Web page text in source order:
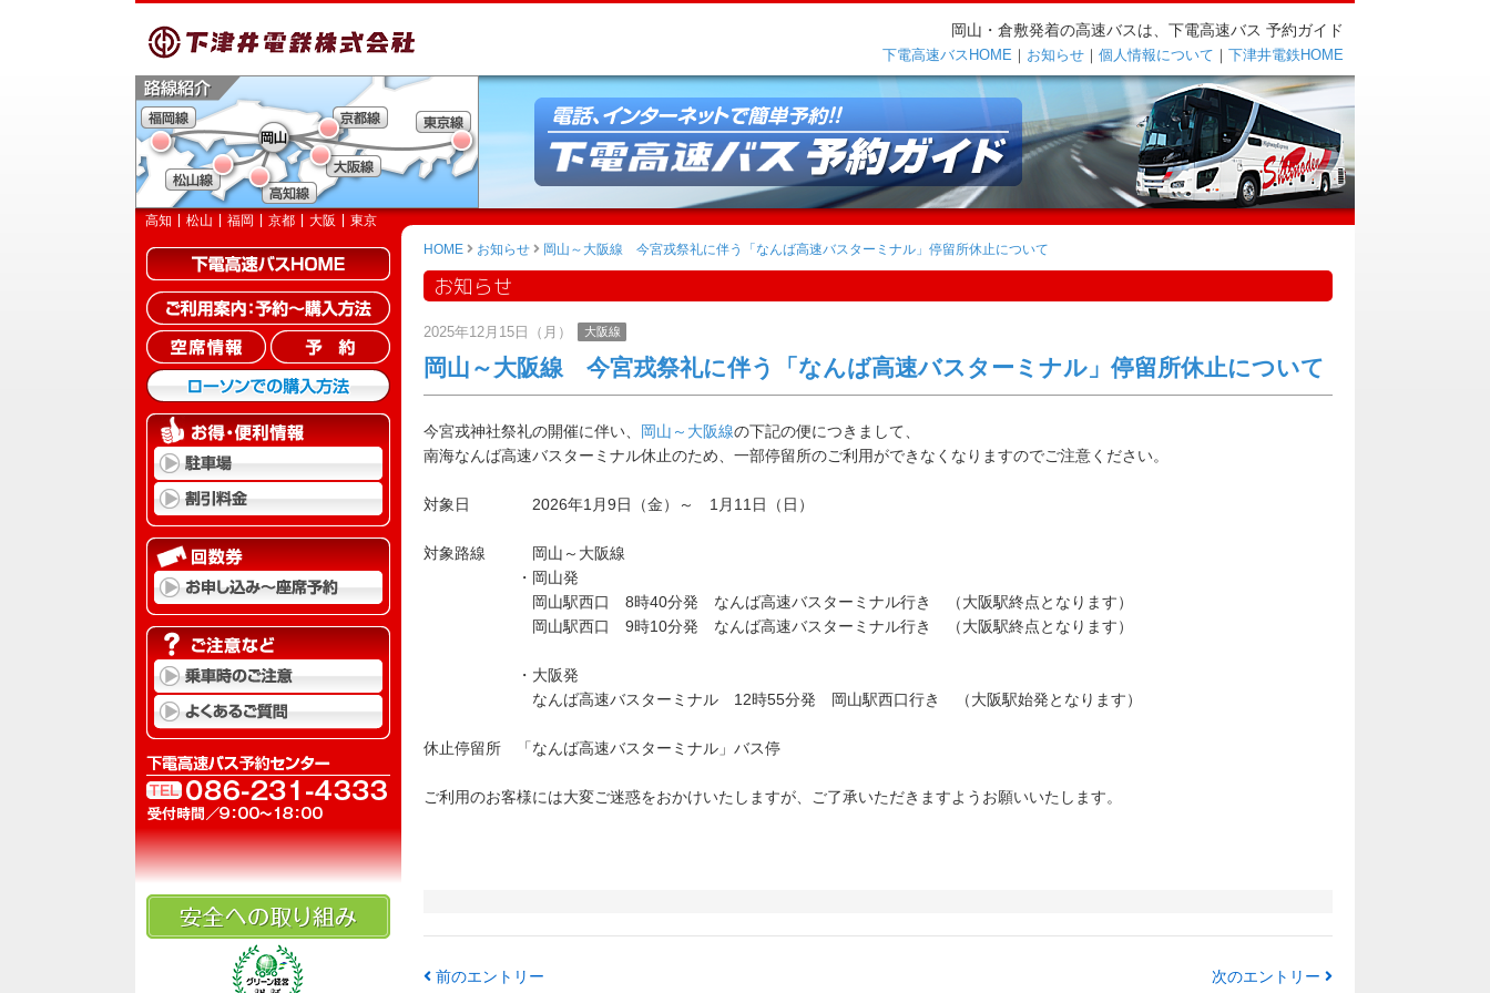
岡山・倉敷発着の高速バスは、下電高速バス 予約ガイド
下電高速バスHOME ｜ お知らせ ｜ 個人情報について ｜ 下津井電鉄HOME
高知 松山 福岡 京都 大阪
東京
HOME
お知らせ 岡山～大阪線 今宮戎祭礼に伴う「なんば高速バスターミナル」停留所休止について
お知らせ
2025年12月15日（月） 大阪線
岡山～大阪線 今宮戎祭礼に伴う「なんば高速バスターミナル」停留所休止について
今宮戎神社祭礼の開催に伴い、 岡山～大阪線の下記の便につきまして、
南海なんば高速バスターミナル休止のため、一部停留所のご利用ができなくなりますのでご注意ください。
対象日 2026年1月9日（金）～ 1月11日（日）
対象路線 岡山～大阪線
・岡山発
岡山駅西口 8時40分発 なんば高速バスターミナル行き （大阪駅終点となります）
岡山駅西口 9時10分発 なんば高速バスターミナル行き （大阪駅終点となります）
・大阪発
なんば高速バスターミナル 12時55分発 岡山駅西口行き （大阪駅始発となります）
休止停留所 「なんば高速バスターミナル」バス停
ご利用のお客様には大変ご迷惑をおかけいたしますが、ご了承いただきますようお願いいたします。
前のエントリー 次のエントリー